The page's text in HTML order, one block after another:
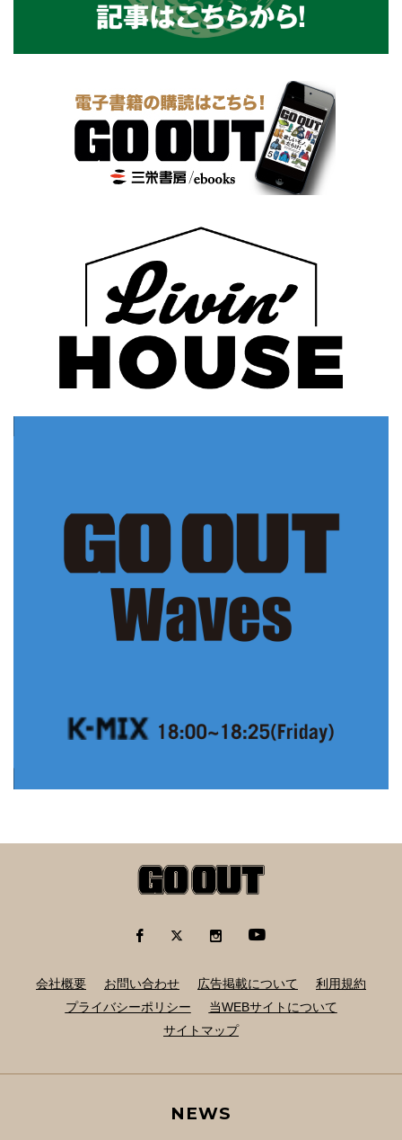
会社概要 お問い合わせ 広告掲載について
利用規約
プライバシーポリシー
当WEBサイトについて
サイトマップ
NEWS